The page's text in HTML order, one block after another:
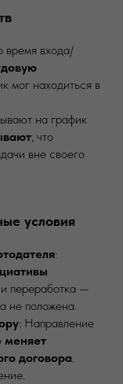
время входа/
мог находиться в
на график
, что
вне своего
условия
:
переработка —
не положена.
: Направление
меняет
договора.